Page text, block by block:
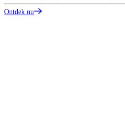
Ontdek nu